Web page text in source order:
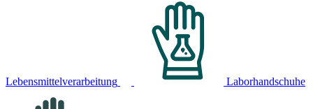
Lebensmittelverarbeitung Laborhandschuhe